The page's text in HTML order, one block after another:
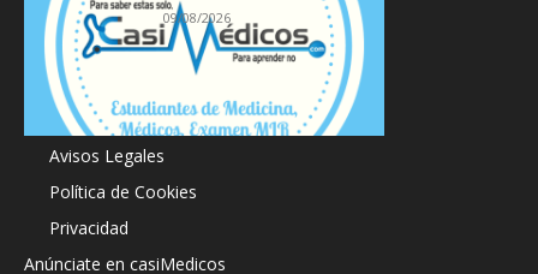
09/08/2026
Acerca de
Avisos Legales
Política de Cookies
Privacidad
Anúnciate en casiMedicos